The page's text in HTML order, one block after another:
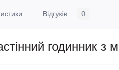
Відгуків 0
годинник